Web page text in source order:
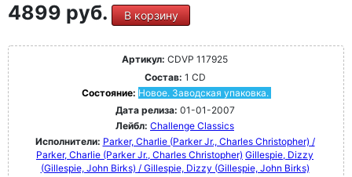
4899 руб. В корзину
Артикул: CDVP 117925
Состав: 1 CD
Состояние: Новое. Заводская упаковка.
Дата релиза: 01-01-2007
Лейбл: Challenge Classics
Исполнители: Parker, Charlie (Parker Jr., Charles Christopher) /
Parker, Charlie (Parker Jr., Charles Christopher) Gillespie, Dizzy
(Gillespie, John Birks) / Gillespie, Dizzy (Gillespie, John Birks)